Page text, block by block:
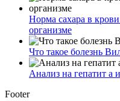
Норма сахара в
организме
Что такое болезнь
Анализ на гепатит а
Footer